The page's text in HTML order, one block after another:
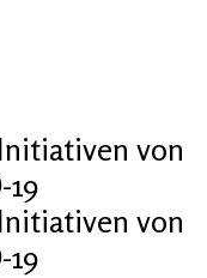
von
19
von
19